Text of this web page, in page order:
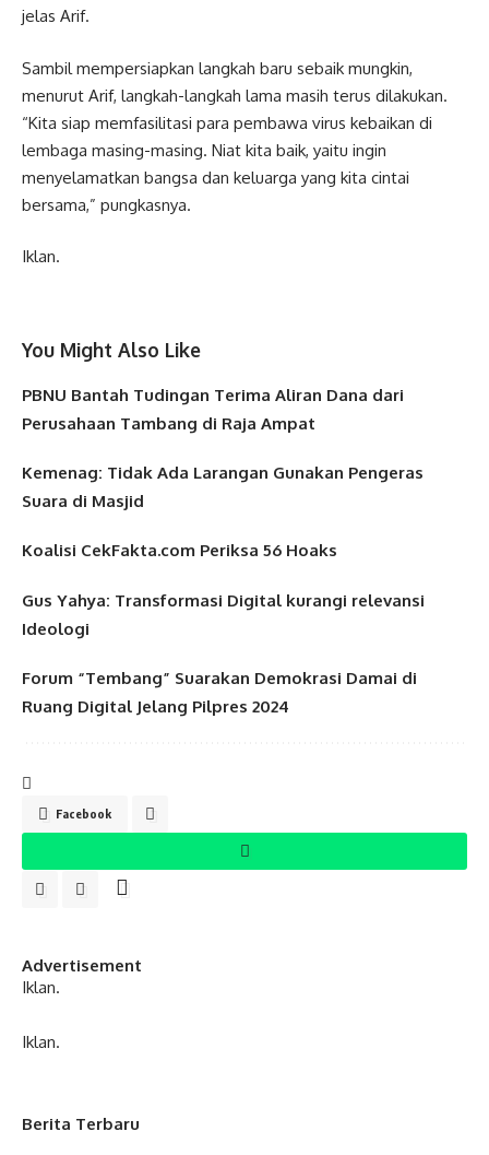
jelas Arif.
Sambil mempersiapkan langkah baru sebaik mungkin,
menurut Arif, langkah-langkah lama masih terus dilakukan.
“Kita siap memfasilitasi para pembawa virus kebaikan di
lembaga masing-masing. Niat kita baik, yaitu ingin
menyelamatkan bangsa dan keluarga yang kita cintai
bersama,” pungkasnya.
Iklan.
You Might Also Like
PBNU Bantah Tudingan Terima Aliran Dana dari
Perusahaan Tambang di Raja Ampat
Kemenag: Tidak Ada Larangan Gunakan Pengeras
Suara di Masjid
Koalisi CekFakta.com Periksa 56 Hoaks
Gus Yahya: Transformasi Digital kurangi relevansi
Ideologi
Forum “Tembang” Suarakan Demokrasi Damai di
Ruang Digital Jelang Pilpres 2024
Facebook
Advertisement
Iklan.
Iklan.
Berita Terbaru